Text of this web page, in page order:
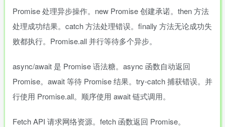
Promise 处理异步操作。new Promise 创建承诺。then 方法
处理成功结果。catch 方法处理错误。finally 方法无论成功失
败都执行。Promise.all 并行等待多个异步。
async/await 是 Promise 语法糖。async 函数自动返回
Promise。await 等待 Promise 结果。try-catch 捕获错误。并
行使用 Promise.all。顺序使用 await 链式调用。
Fetch API 请求网络资源。fetch 函数返回 Promise。